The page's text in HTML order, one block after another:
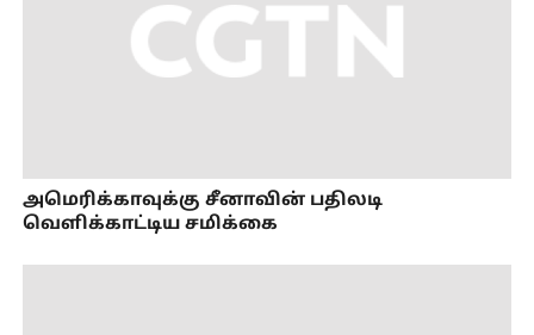
அமெரிக்காவுக்கு சீனாவின் பதிலடி
வெளிக்காட்டிய சமிக்கை